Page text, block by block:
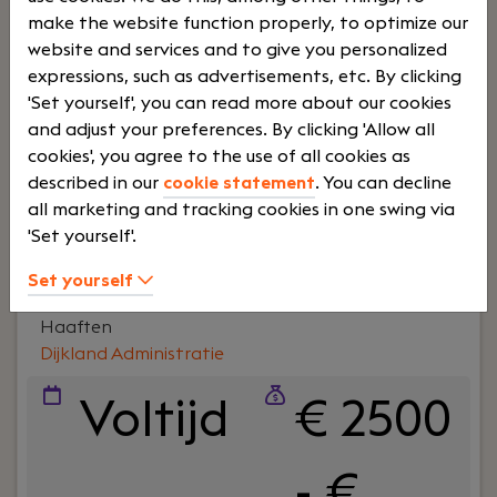
cijfers. Het draait om vertrouwen, persoonlijk
contact en zorgen dat ondernemers op ons
kunnen bouwen. En ja, ook om een goede sfeer op
kantoor.Wij ondersteunen al jaren MKB-
ondernemers in diverse branches en staan
bekend om onze nuchtere aanpak, korte lijnen en
betrokkenheid – richting klanten én collega’s.
Lees verder>
Junior assistent accountant
Dijkland Administratie
Haaften
Voltijd
€ 2500
make the website function properly, to optimize our
website and services and to give you personalized
expressions, such as advertisements, etc. By clicking
'Set yourself', you can read more about our cookies
and adjust your preferences. By clicking 'Allow all
cookies', you agree to the use of all cookies as
described in our cookie statement. You can decline
all marketing and tracking cookies in one swing via
'Set yourself'.
Set yourself